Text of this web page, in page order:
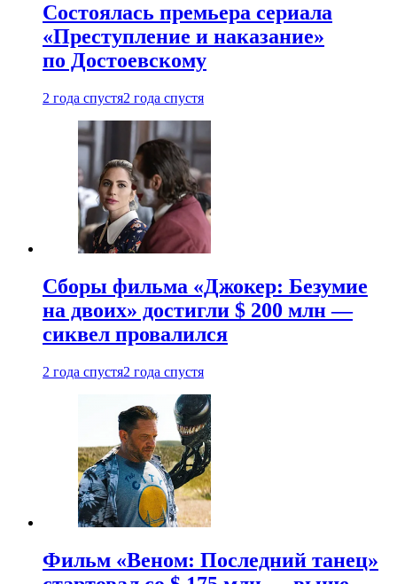
Состоялась премьера сериала
«Преступление и наказание»
по Достоевскому
2 года спустя2 года спустя
Сборы фильма «Джокер: Безумие
на двоих» достигли $ 200 млн —
сиквел провалился
2 года спустя2 года спустя
Фильм «Веном: Последний танец»